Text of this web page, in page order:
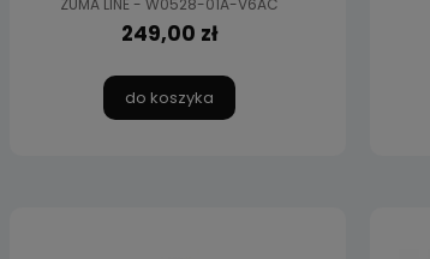
249,00 zł
do koszyka